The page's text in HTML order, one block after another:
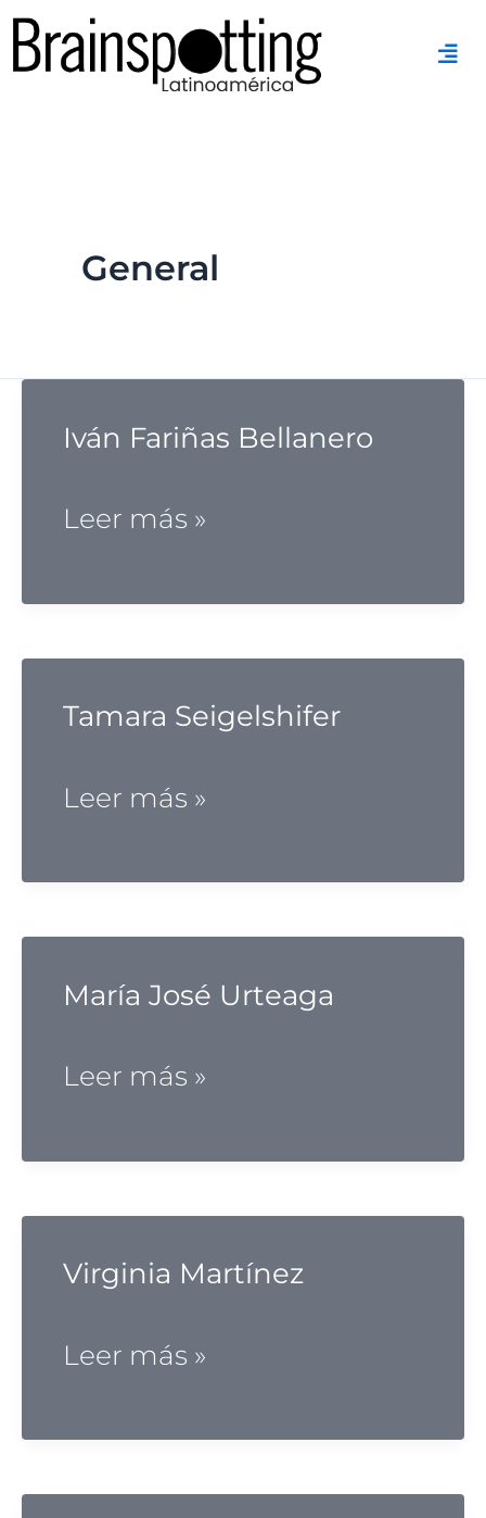
Ir
al
General
Iván Fariñas Bellanero
Iván
Bellanero
Leer más »
Tamara Seigelshifer
Tamara
Leer más »
María José Urteaga
María
Urteaga
Leer más »
Virginia Martínez
Virginia
Leer más »